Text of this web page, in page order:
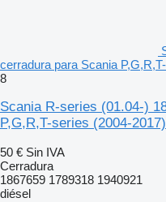
cerradura para Scania
8
Scania R-series (01.04-)
P,G,R,T-series (2004-
50 € Sin IVA
Cerradura
1867659 1789318 1940921
diésel